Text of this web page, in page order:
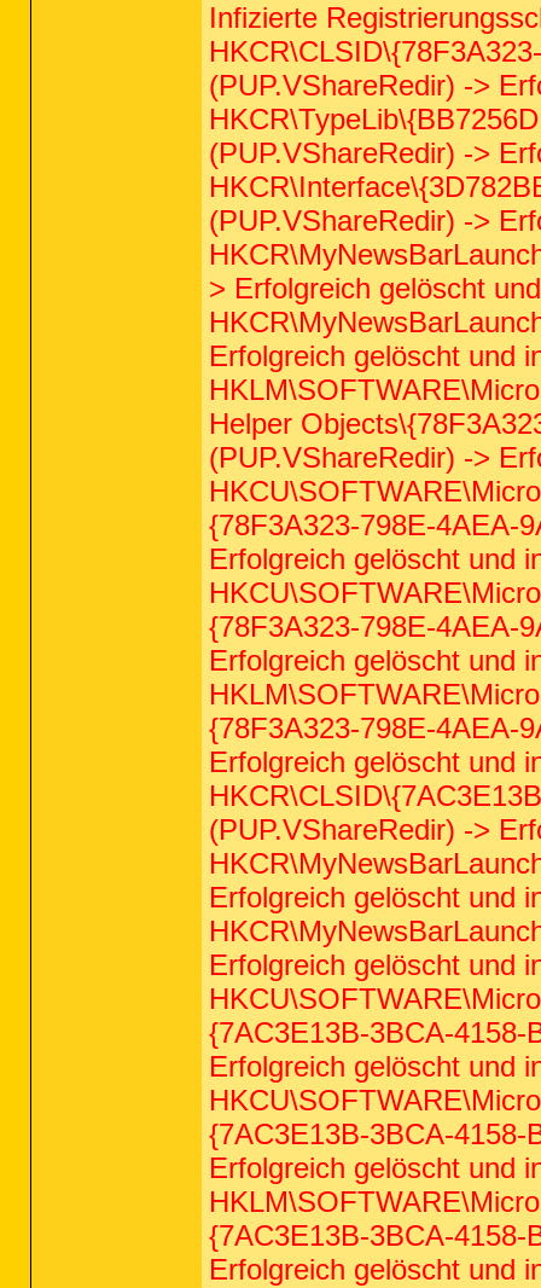
Infizierte
(PUP.VShareRedir) ->
(PUP.VShareRedir) ->
(PUP.VShareRedir) ->
> Erfolgreich gelöscht
Erfolgreich gelöscht und
Helper
(PUP.VShareRedir) ->
{78F3A323-798E-4AEA-
Erfolgreich gelöscht und
{78F3A323-798E-4AEA-
Erfolgreich gelöscht und
{78F3A323-798E-4AEA-
Erfolgreich gelöscht und
(PUP.VShareRedir) ->
Erfolgreich gelöscht und
Erfolgreich gelöscht und
{7AC3E13B-3BCA-4158-
Erfolgreich gelöscht und
{7AC3E13B-3BCA-4158-
Erfolgreich gelöscht und
{7AC3E13B-3BCA-4158-
Erfolgreich gelöscht und